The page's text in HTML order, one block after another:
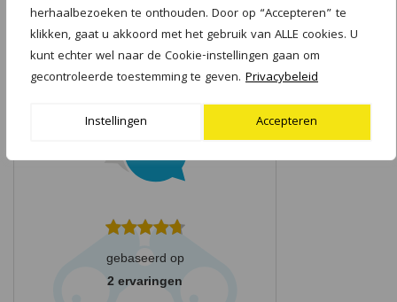
herhaalbezoeken te onthouden. Door op “Accepteren” te
klikken, gaat u akkoord met het gebruik van ALLE cookies. U
kunt echter wel naar de Cookie-instellingen gaan om
gecontroleerde toestemming te geven. Privacybeleid
Instellingen Accepteren
Multimattenshop
gebaseerd op
2 ervaringen